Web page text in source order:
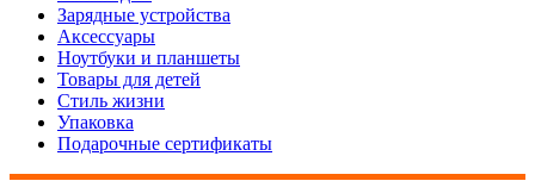
Зарядные устройства
Аксессуары
Ноутбуки и планшеты
Товары для детей
Стиль жизни
Упаковка
Подарочные сертификаты